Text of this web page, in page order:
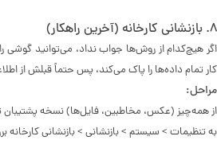
۸. بازنشانی کارخانه (آخرین راهکار)
اگر هیچ‌کدام از روش‌ها جواب نداد، می‌توانید گوشی را
کار تمام داده‌ها را پاک می‌کند، پس حتماً قبلش از
مراحل:
از همه‌چیز (عکس، مخاطبین، فایل‌ها) نسخه پشتیبان
به تنظیمات > سیستم > بازنشانی > بازنشانی کارخانه